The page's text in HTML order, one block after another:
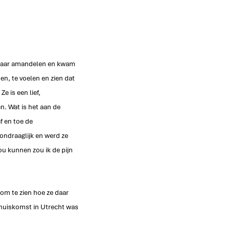
amandelen en kwam
te voelen en zien dat
is een lief,
Wat is het aan de
en toe de
en werd ze
kunnen zou ik de pijn
te zien hoe ze daar
in Utrecht was